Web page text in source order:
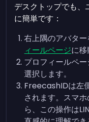
デスクトップでも、
に簡単です：
右上隅のアバタ
ィールページに移
プロフィールペ
選択します。
FreecashIDは左
されます。スマ
ら、この操作は